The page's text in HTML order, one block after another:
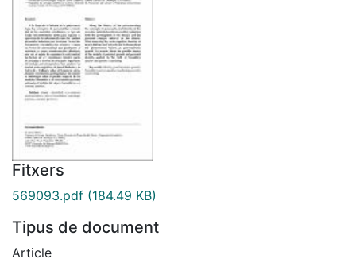
Fitxers
569093.pdf (184.49 KB)
Tipus de document
Article